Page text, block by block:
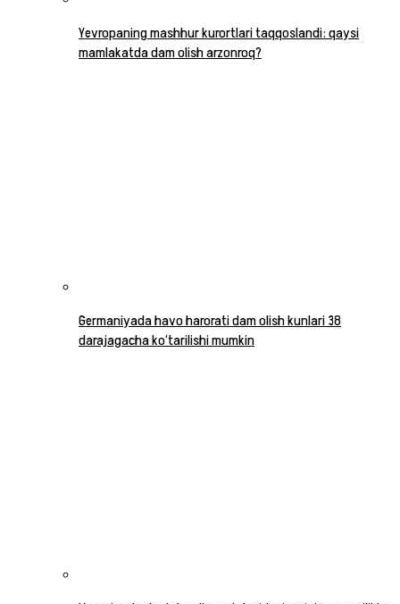
Yevropaning mashhur kurortlari taqqoslandi: qaysi
mamlakatda dam olish arzonroq?
Germaniyada havo harorati dam olish kunlari 38
darajagacha ko‘tarilishi mumkin